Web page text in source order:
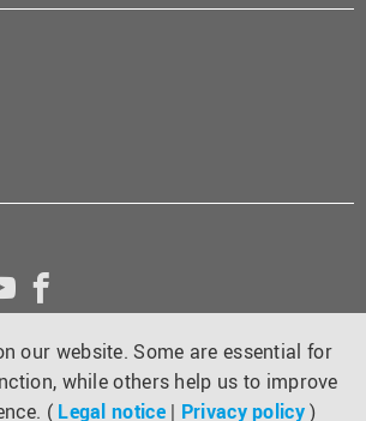
our website. Some are essential for
while others help us to improve
( Legal notice | Privacy policy)
YouTube